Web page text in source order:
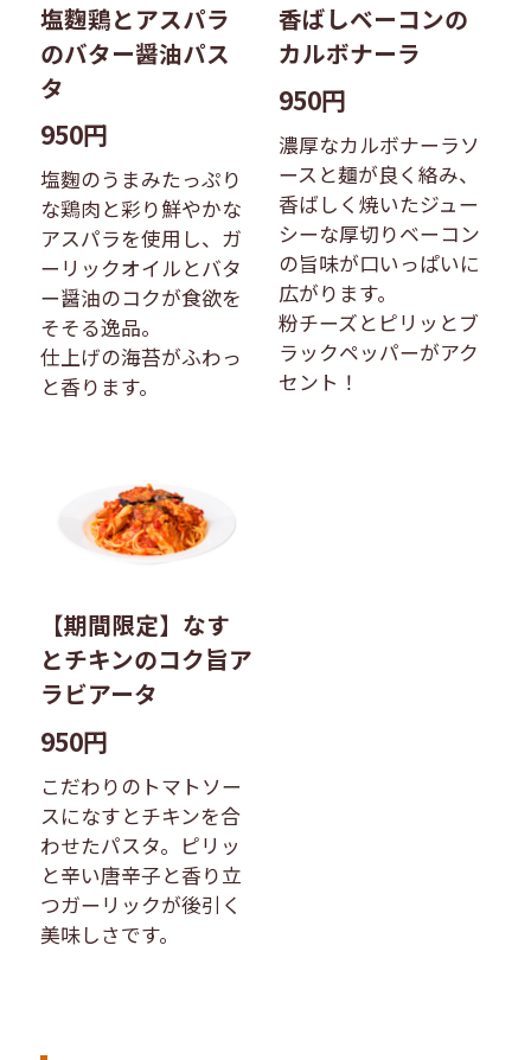
塩麴鶏とアスパラ
のバター醤油パス
タ​
950円
塩麴のうまみたっぷり
な鶏肉と彩り鮮やかな
アスパラを使用し、ガ
ーリックオイルとバタ
ー醤油のコクが食欲を
そそる逸品。
仕上げの海苔がふわっ
と香ります。
香ばしベーコンの
カルボナーラ​
950円
濃厚なカルボナーラソ
ースと麺が良く絡み、
香ばしく焼いたジュー
シーな厚切りベーコン
の旨味が口いっぱいに
広がります。​
粉チーズとピリッとブ
ラックペッパーがアク
セント！​
【期間限定】なす
とチキンのコク旨ア
ラビアータ
950円
こだわりのトマトソー
スになすとチキンを合
わせたパスタ。ピリッ
と辛い唐辛子と香り立
つガーリックが後引く
美味しさです。